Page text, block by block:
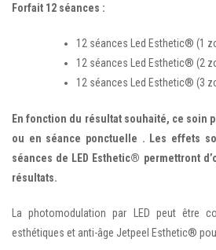
Forfait 12 séances :
12 séances Led Esthetic® (1
12 séances Led Esthetic® (2
12 séances Led Esthetic® (3
En fonction du résultat souhaité, ce soin
ou en séance ponctuelle . Les effets
séances de LED Esthetic® permettront
résultats.
La photomodulation par LED peut être
esthétiques et anti-âge Jetpeel Esthetic®